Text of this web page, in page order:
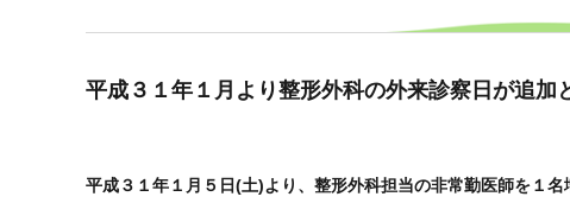
平成３１年１月より整形外科の外来診察日が追加
平成３１年１月５日(土)より、整形外科担当の非常勤医師を１